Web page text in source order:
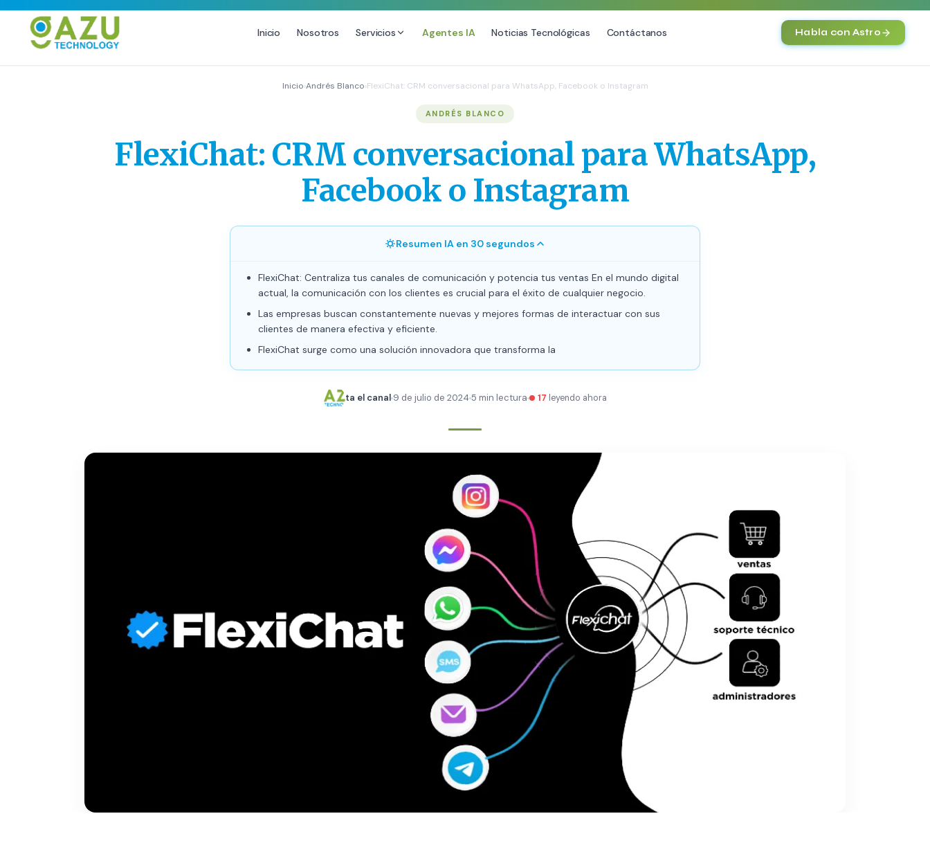
Inicio Nosotros Servicios Agentes IA Noticias Tecnológicas Contáctanos Habla con Astro
Diseño Web Premium
Consultoría SEO
SEO Local Avanzado
SEO para E-commerce
Link Building Premium
Posicionamiento en IA (GEO)
Chatbot Multicanal
Automatización Inteligente
Inicio›Andrés Blanco›FlexiChat: CRM conversacional para WhatsApp, Facebook o Instagram
ANDRÉS BLANCO
FlexiChat: CRM conversacional para WhatsApp,
Facebook o Instagram
Resumen IA en 30 segundos
FlexiChat: Centraliza tus canales de comunicación y potencia tus ventas En el mundo digital
actual, la comunicación con los clientes es crucial para el éxito de cualquier negocio.
Las empresas buscan constantemente nuevas y mejores formas de interactuar con sus
clientes de manera efectiva y eficiente.
FlexiChat surge como una solución innovadora que transforma la
ta el canal 9 de julio de 2024 5 min lectura 17 leyendo ahora